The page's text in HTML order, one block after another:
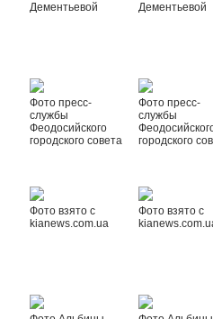
Дементьевой
Дементьевой
Фото пресс-
службы
Феодосийского
городского совета
Фото пресс-
службы
городского
Фото взято с
kianews.com.ua
Фото взято с